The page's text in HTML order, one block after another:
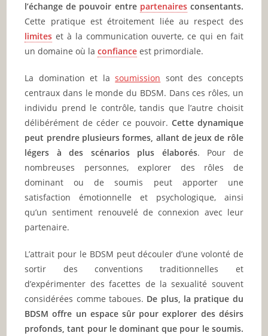
l’échange de pouvoir entre partenairesconsentants.
Cette pratique est étroitement liée au respect des
limites et à la communication ouverte, ce qui en fait
un domaine où laconfiance est primordiale.
La domination et lasoumission sont des concepts
centraux dans le monde du BDSM. Dans ces rôles, un
individu prend le contrôle, tandis que l’autre choisit
délibérément de céder ce pouvoir. Cette dynamique
peut prendre plusieurs formes, allant de jeux de rôle
légers à des scénarios plus élaborés. Pour de
nombreuses personnes, explorer des rôles de
dominant ou de soumis peut apporter une
satisfaction émotionnelle et psychologique, ainsi
qu’un sentiment renouvelé de connexion avec leur
partenaire.
L’attrait pour le BDSM peut découler d’une volonté de
sortir des conventions traditionnelles et
d’expérimenter des facettes de la sexualité souvent
considérées comme taboues. De plus, la pratique du
BDSM offre un espace sûr pour explorer des désirs
profonds, tant pour le dominant que pour le soumis.